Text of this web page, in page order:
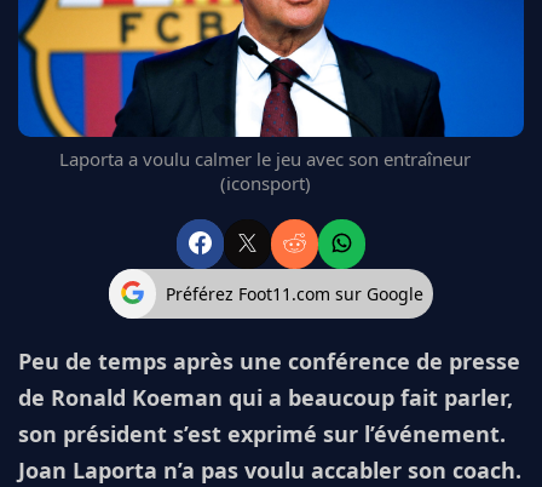
FC BARCELONE
MANCHESTER UNITED
CHELSEA
ARSENAL
BAYERN
L'AVIS DE LA RÉDAC'
Laporta a voulu calmer le jeu avec son entraîneur
(iconsport)
Préférez Foot11.com sur Google
Peu de temps après une conférence de presse
de Ronald Koeman qui a beaucoup fait parler,
son président s’est exprimé sur l’événement.
Joan Laporta n’a pas voulu accabler son coach.